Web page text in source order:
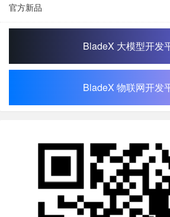
官方新品
BladeX 大模型开发
BladeX 物联网开发